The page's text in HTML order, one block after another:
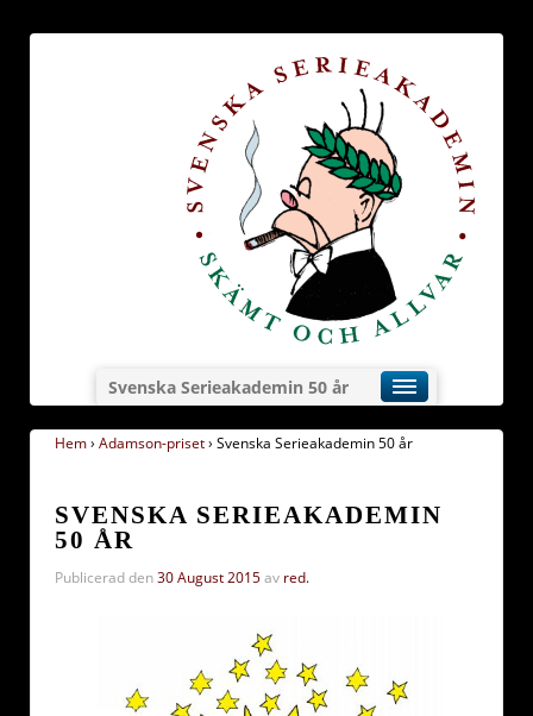
Svenska Serieakademin 50 år
Hem› Adamson-priset› Svenska Serieakademin 50 år
SVENSKA SERIEAKADEMIN
50 ÅR
Publicerad den30 August 2015av red.